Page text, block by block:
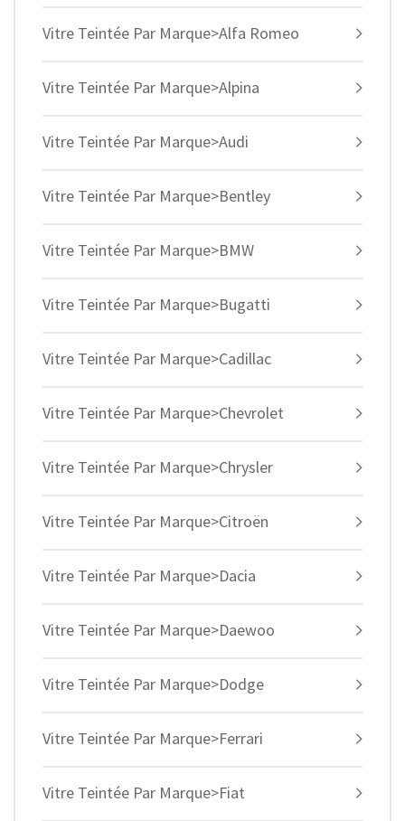
Vitre Teintée Par Marque>Alfa Romeo
Vitre Teintée Par Marque>Alpina
Vitre Teintée Par Marque>Audi
Vitre Teintée Par Marque>Bentley
Vitre Teintée Par Marque>BMW
Vitre Teintée Par Marque>Bugatti
Vitre Teintée Par Marque>Cadillac
Vitre Teintée Par Marque>Chevrolet
Vitre Teintée Par Marque>Chrysler
Vitre Teintée Par Marque>Citroën
Vitre Teintée Par Marque>Dacia
Vitre Teintée Par Marque>Daewoo
Vitre Teintée Par Marque>Dodge
Vitre Teintée Par Marque>Ferrari
Vitre Teintée Par Marque>Fiat